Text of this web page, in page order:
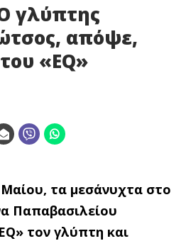
γλύπτης
απόψε,
«EQ»
τα μεσάνυχτα στο
Παπαβασιλείου
EQ» τον γλύπτη και